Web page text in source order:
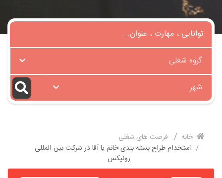
گروه شغلی
شهر
خانه
فرصت های شغلی
استخدام طراح بسته بندی خانم یا آقا در شرکت بین المللی
رونیکس